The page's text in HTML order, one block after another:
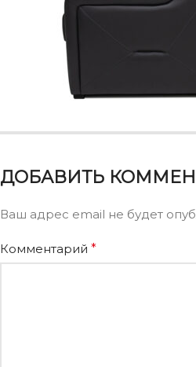
ДОБАВИТЬ
Ваш адрес email не будет
Комментарий *